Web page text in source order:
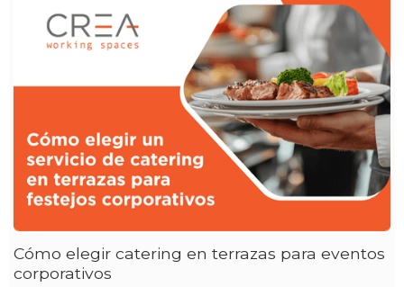
Cómo elegir catering en terrazas para eventos
corporativos